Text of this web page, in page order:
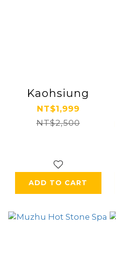
Kaohsiung
NT$1,999
NT$2,500
ADD TO CART